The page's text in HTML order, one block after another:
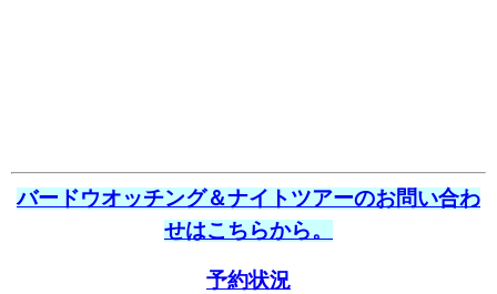
バードウオッチング＆ナイトツアーのお問い合わ
せはこちらから。
予約状況